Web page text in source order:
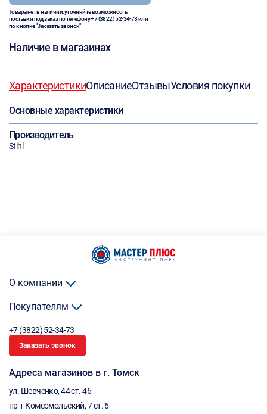
Товара нет в наличии, уточняйте возможность
поставки под заказ по телефону+7 (3822) 52-34-73или
по кнопке "Заказать звонок"
Наличие в магазинах
ХарактеристикиОписаниеОтзывыУсловия покупки
Основные характеристики
Производитель
Stihl
О компании
Покупателям
+7 (3822) 52-34-73
Заказать звонок
Адреса магазинов в г. Томск
ул. Шевченко, 44 ст. 46
пр-т Комсомольский, 7 ст. 6